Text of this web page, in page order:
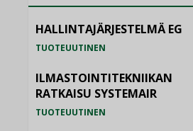
HALLINTAJÄRJESTELMÄ EG
TUOTEUUTINEN
ILMASTOINTITEKNIIKAN
RATKAISU SYSTEMAIR
TUOTEUUTINEN